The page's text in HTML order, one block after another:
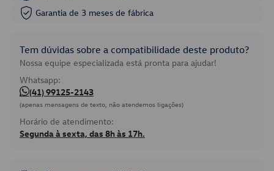
Garantia de 3 meses de fábrica
Tem dúvidas sobre a compatibilidade deste produto?
Nossa equipe especializada está pronta para ajudar!
Whatsapp:
(41) 99125-2143
(apenas mensagens de texto, não atendemos ligações)
Horário de atendimento:
Segunda à sexta, das 8h às 17h.